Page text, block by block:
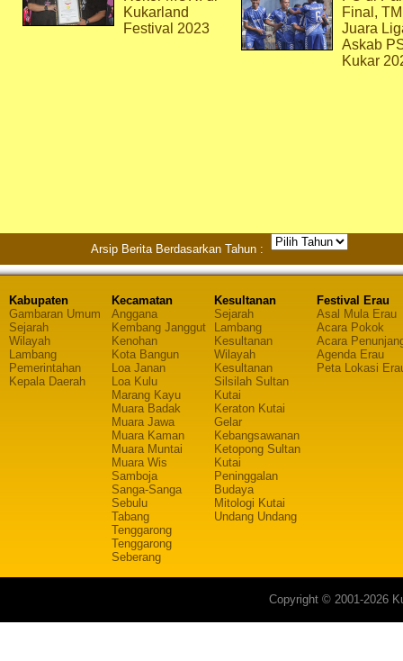
Kukarland
Festival 2023
Final,
Juara
Askab
Kukar
Arsip Berita Berdasarkan Tahun :
Kabupaten
Gambaran Umum
Sejarah
Wilayah
Lambang
Pemerintahan
Kepala Daerah
Kecamatan
Anggana
Kembang Janggut
Kenohan
Kota Bangun
Loa Janan
Loa Kulu
Marang Kayu
Muara Badak
Muara Jawa
Muara Kaman
Muara Muntai
Muara Wis
Samboja
Sanga-Sanga
Sebulu
Tabang
Tenggarong
Tenggarong
Seberang
Kesultanan
Sejarah
Lambang
Kesultanan
Wilayah
Kesultanan
Silsilah Sultan
Kutai
Keraton Kutai
Gelar
Kebangsawanan
Ketopong Sultan
Kutai
Peninggalan
Budaya
Mitologi Kutai
Undang Undang
Festival Erau
Asal Mula Erau
Acara Pokok
Acara
Agenda Erau
Peta Lokasi
Copyright © 2001-2026